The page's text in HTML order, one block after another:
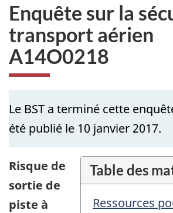
Enquête sur la
transport aérien
A14O0218
Le BST a terminé cette
été publié le 10 janvier 2017.
Table des
Ressources
Risque de
sortie de
piste à